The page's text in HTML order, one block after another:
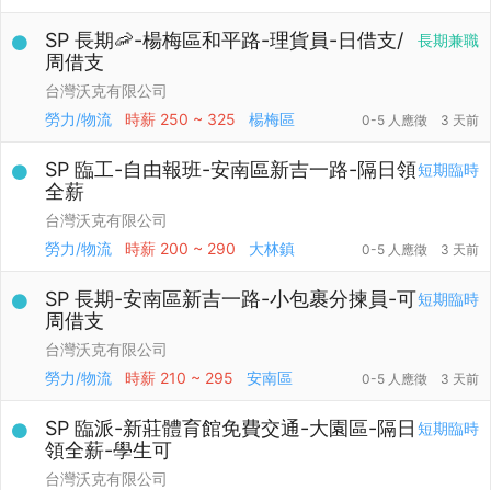
長期兼職
SP 長期🦐-楊梅區和平路-理貨員-日借支/
周借支
台灣沃克有限公司
勞力/物流
時薪 250 ~ 325 楊梅區 0-5 人應徵 3 天前
短期臨時
SP 臨工-自由報班-安南區新吉一路-隔日領
全薪
台灣沃克有限公司
勞力/物流
時薪 200 ~ 290 大林鎮 0-5 人應徵 3 天前
短期臨時
SP 長期-安南區新吉一路-小包裹分揀員-可
周借支
台灣沃克有限公司
勞力/物流
時薪 210 ~ 295 安南區 0-5 人應徵 3 天前
短期臨時
SP 臨派-新莊體育館免費交通-大園區-隔日
領全薪-學生可
台灣沃克有限公司